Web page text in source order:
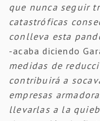
que nunca seguir
catastróficas
conlleva esta
-acaba diciendo
medidas de
contribuirá a
empresas
llevarlas a la